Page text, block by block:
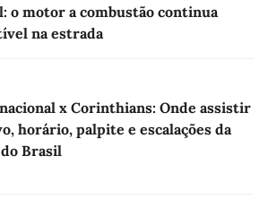
o motor a combustão continua
na estrada
x Corinthians: Onde assistir
horário, palpite e escalações da
Brasil